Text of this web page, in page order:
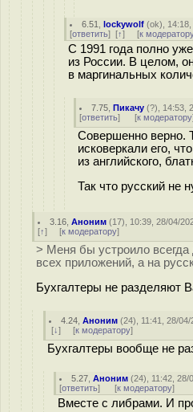
6.51 ,lockywolf (ok),
[ответить] [↑] [к
С 1991 года полно
из России. В целом,
в маргинальных
7.75 ,Пикачу (?), 14:53,
[ответить] [к модератору
Совершенно верно.
исковеркали его,
из английского,
Так что русский не
3.16 ,Аноним (17), 10:39, 28/04/
[↑] [к модератору]
> Меня бы устроило
всех приложений, а на
Бухгалтеры не разделяют
4.24 ,Аноним (24), 11:41, 28/04/
[↓] [к модератору]
Бухгалтеры вообще не
5.27 ,Аноним (24), 11:42, 28/
[ответить] [к модератору]
Вместе с либрами. И